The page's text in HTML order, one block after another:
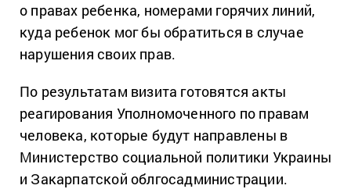
о правах ребенка, номерами горячих линий,
куда ребенок мог бы обратиться в случае
нарушения своих прав.
По результатам визита готовятся акты
реагирования Уполномоченного по правам
человека, которые будут направлены в
Министерство социальной политики Украины
и Закарпатской облгосадминистрации.